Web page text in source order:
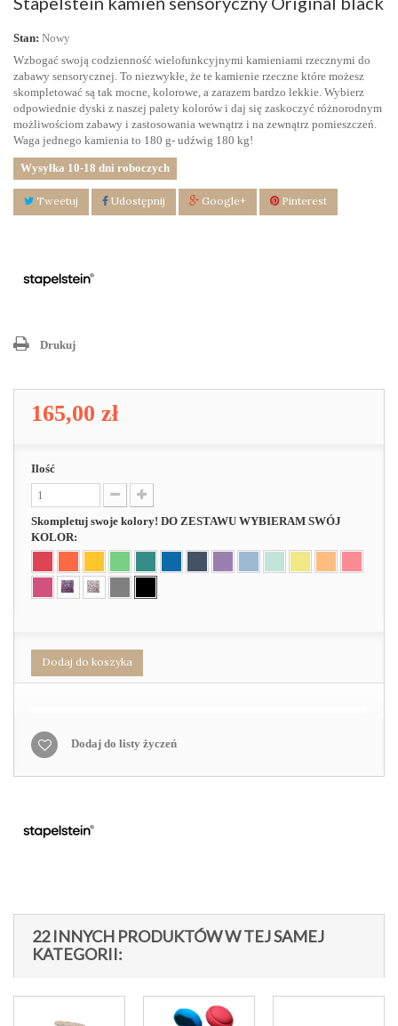
Stan: Nowy
Wzbogać swoją codzienność wielofunkcyjnymi kamieniami rzecznymi do
zabawy sensorycznej. To niezwykłe, że te kamienie rzeczne które możesz
skompletować są tak mocne, kolorowe, a zarazem bardzo lekkie. Wybierz
odpowiednie dyski z naszej palety kolorów i daj się zaskoczyć różnorodnym
możliwościom zabawy i zastosowania wewnątrz i na zewnątrz pomieszczeń.
Waga jednego kamienia to 180 g- udźwig 180 kg!
Wysyłka 10-18 dni roboczych
Tweetuj Udostępnij Google+ Pinterest
Drukuj
165,00 zł
Ilość
Skompletuj swoje kolory! DO ZESTAWU WYBIERAM SWÓJ
KOLOR:
Dodaj do koszyka
Dodaj do listy życzeń
22 INNYCH PRODUKTÓW W TEJ SAMEJ
KATEGORII: